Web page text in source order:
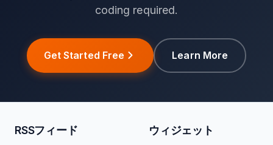
coding required.
Get Started Free Learn More
RSSフィード ウィジェット